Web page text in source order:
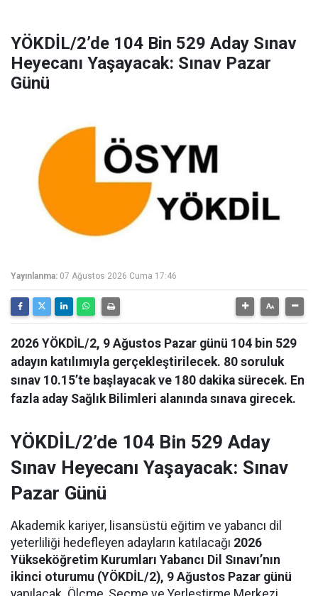
YÖKDİL/2’de 104 Bin 529 Aday Sınav
Heyecanı Yaşayacak: Sınav Pazar
Günü
Yayınlanma: 07 Ağustos 2026 Cuma 17:46
2026 YÖKDİL/2, 9 Ağustos Pazar günü 104 bin 529
adayın katılımıyla gerçekleştirilecek. 80 soruluk
sınav 10.15’te başlayacak ve 180 dakika sürecek. En
fazla aday Sağlık Bilimleri alanında sınava girecek.
YÖKDİL/2’de 104 Bin 529 Aday
Sınav Heyecanı Yaşayacak: Sınav
Pazar Günü
Akademik kariyer, lisansüstü eğitim ve yabancı dil
yeterliliği hedefleyen adayların katılacağı 2026
Yükseköğretim Kurumları Yabancı Dil Sınavı’nın
ikinci oturumu (YÖKDİL/2), 9 Ağustos Pazar günü